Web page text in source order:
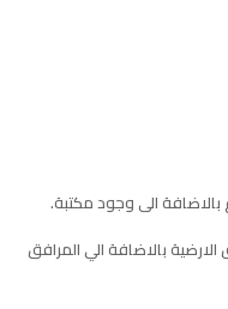
الى وجود مكتبة.
الارضية بالاضافة الي المرافق